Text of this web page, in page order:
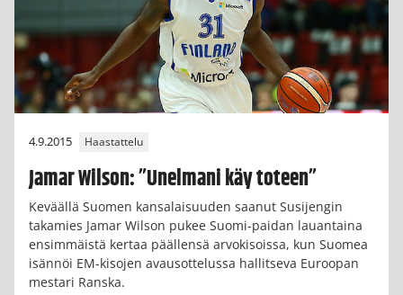
4.9.2015 Haastattelu
Jamar Wilson: ”Unelmani käy toteen”
Keväällä Suomen kansalaisuuden saanut Susijengin
takamies Jamar Wilson pukee Suomi-paidan lauantaina
ensimmäistä kertaa päällensä arvokisoissa, kun Suomea
isännöi EM-kisojen avausottelussa hallitseva Euroopan
mestari Ranska.